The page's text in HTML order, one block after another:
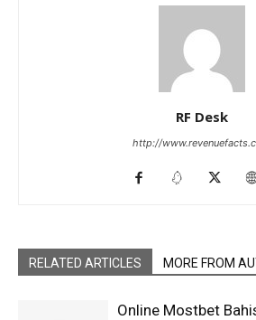
RF Desk
http://
RELATED ARTICLES MORE FROM
Online Mostbet